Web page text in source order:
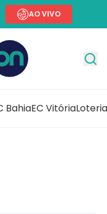
AO VIVO
BahiaEC Vitória